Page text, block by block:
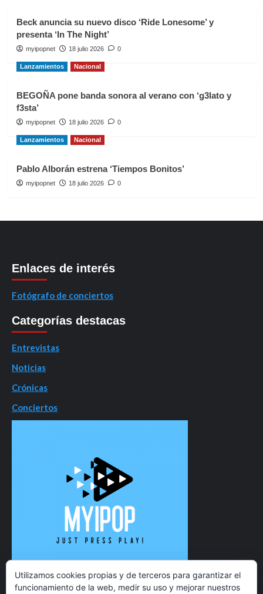
Beck anuncia su nuevo disco ‘Ride Lonesome’ y
presenta ‘In The Night’
myipopnet 18 julio 2026 0
Lanzamientos Nacional
BEGOÑA pone banda sonora al verano con ‘g3lato y
f3sta’
myipopnet 18 julio 2026 0
Lanzamientos Nacional
Pablo Alborán estrena ‘Tiempos Bonitos’
myipopnet 18 julio 2026 0
Enlaces de interés
Fotógrafo de conciertos
Categorías destacas
Entrevistas
Noticias
Crónicas
Conciertos
Utilizamos cookies propias y de terceros para garantizar el
funcionamiento de la web, medir su uso y mejorar nuestros